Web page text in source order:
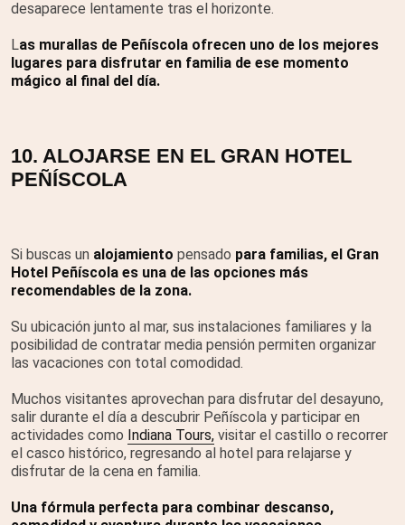
desaparece lentamente tras el horizonte.
Las murallas de Peñíscola ofrecen uno de los mejores
lugares para disfrutar en familia de ese momento
mágico al final del día.
10. ALOJARSE EN EL GRAN HOTEL
PEÑÍSCOLA
Si buscas un alojamiento pensado para familias, el Gran
Hotel Peñíscola es una de las opciones más
recomendables de la zona.
Su ubicación junto al mar, sus instalaciones familiares y la
posibilidad de contratar media pensión permiten organizar
las vacaciones con total comodidad.
Muchos visitantes aprovechan para disfrutar del desayuno,
salir durante el día a descubrir Peñíscola y participar en
actividades como Indiana Tours, visitar el castillo o recorrer
el casco histórico, regresando al hotel para relajarse y
disfrutar de la cena en familia.
Una fórmula perfecta para combinar descanso,